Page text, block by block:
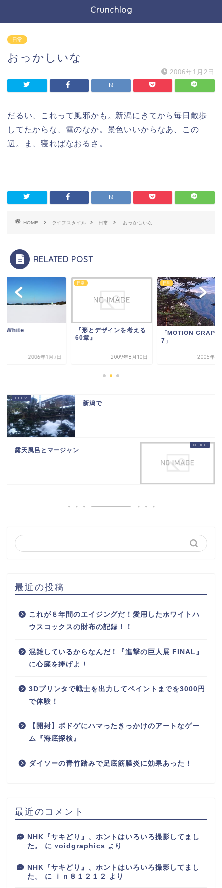
Crunchlog
日常
おっかしいな
2006年1月2日
だるい、これって風邪かも。新潟にきてから毎日散歩
してたからな、雪のなか。景色いいからなあ、この
辺。ま、寝ればなおるさ。
HOME ライフスタイル 日常 おっかしいな
RELATED POST
White
2006年1月7日
日常
『形とデザインを考える
60章』
2009年8月10日
日常
「MOTION
7」
2006年1
新潟で
露天風呂とマージャン
最近の投稿
これが８年間のエイジングだ！愛用したホワイトハ
ウスコックスの財布の記録！！
混雑しているからなんだ！『進撃の巨人展 FINAL』
に心臓を捧げよ！
3Dプリンタで戦士を出力してペイントまでを3000円
で体験！
【開封】ボドゲにハマったきっかけのアートなゲー
ム『海底探検』
ダイソーの青竹踏みで足底筋膜炎に効果あった！
最近のコメント
NHK『サキどり』、ホントはいろいろ撮影してまし
た。
に voidgraphics より
NHK『サキどり』、ホントはいろいろ撮影してまし
た。
に ｉｎ８１２１２ より